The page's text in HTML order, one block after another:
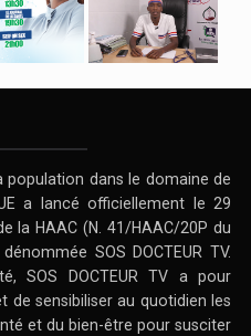
population dans le domaine de
a lancé officiellement le 29
la HAAC (N. 41/HAAC/20P du
SOS DOCTEUR TV.
SOS DOCTEUR TV a pour
de sensibiliser au quotidien les
et du bien-être pour susciter